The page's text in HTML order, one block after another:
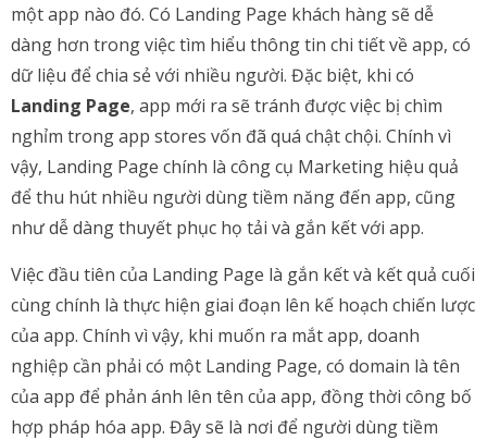
một app nào đó. Có Landing Page khách hàng sẽ dễ
dàng hơn trong việc tìm hiểu thông tin chi tiết về app, có
dữ liệu để chia sẻ với nhiều người. Đặc biệt, khi có
Landing Page, app mới ra sẽ tránh được việc bị chìm
nghỉm trong app stores vốn đã quá chật chội. Chính vì
vậy, Landing Page chính là công cụ Marketing hiệu quả
để thu hút nhiều người dùng tiềm năng đến app, cũng
như dễ dàng thuyết phục họ tải và gắn kết với app.
Việc đầu tiên của Landing Page là gắn kết và kết quả cuối
cùng chính là thực hiện giai đoạn lên kế hoạch chiến lược
của app. Chính vì vậy, khi muốn ra mắt app, doanh
nghiệp cần phải có một Landing Page, có domain là tên
của app để phản ánh lên tên của app, đồng thời công bố
hợp pháp hóa app. Đây sẽ là nơi để người dùng tiềm